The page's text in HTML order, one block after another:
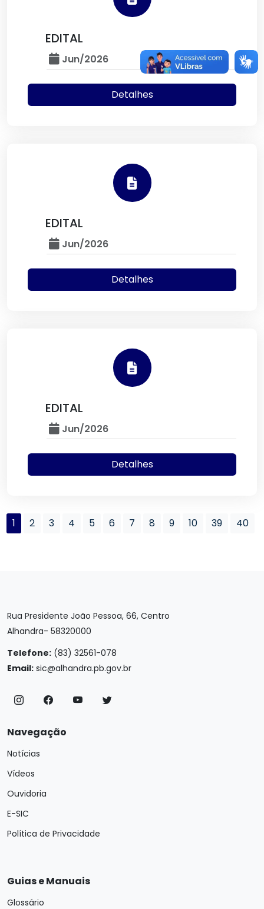
EDITAL
Jun/2026
Detalhes
EDITAL
Jun/2026
Detalhes
EDITAL
Jun/2026
Detalhes
1 2 3 4 5 6 7 8 9 10 39 40
Rua Presidente João Pessoa, 66, Centro
Alhandra- 58320000
Telefone: (83) 32561-078
Email: sic@alhandra.pb.gov.br
Navegação
Notícias
Vídeos
Ouvidoria
E-SIC
Política de Privacidade
Guias e Manuais
Glossário